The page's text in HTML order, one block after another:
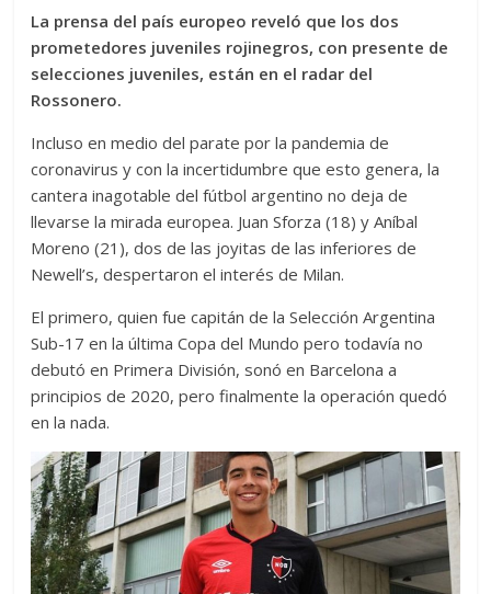
La prensa del país europeo reveló que los dos
prometedores juveniles rojinegros, con presente de
selecciones juveniles, están en el radar del
Rossonero.
Incluso en medio del parate por la pandemia de
coronavirus y con la incertidumbre que esto genera, la
cantera inagotable del fútbol argentino no deja de
llevarse la mirada europea. Juan Sforza (18) y Aníbal
Moreno (21), dos de las joyitas de las inferiores de
Newell’s, despertaron el interés de Milan.
El primero, quien fue capitán de la Selección Argentina
Sub-17 en la última Copa del Mundo pero todavía no
debutó en Primera División, sonó en Barcelona a
principios de 2020, pero finalmente la operación quedó
en la nada.